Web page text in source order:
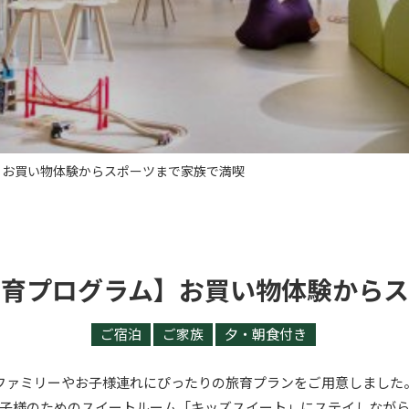
買い物体験からスポーツまで家族で満喫
プログラム】お買い物体験から
ご宿泊 ご家族 夕・朝食付き
ァミリーやお子様連れにぴったりの旅育プランをご用意しました